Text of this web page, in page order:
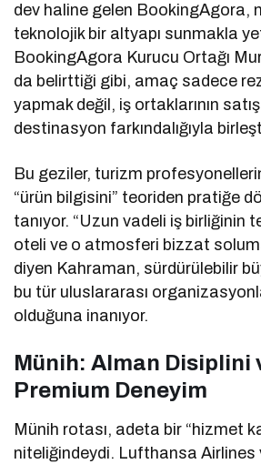
dev haline gelen BookingAgora,
teknolojik bir altyapı sunmakla
BookingAgora Kurucu Ortağı
da belirttiği gibi, amaç sadece
yapmak değil, iş ortaklarının
destinasyon farkındalığıyla
Bu geziler, turizm
“ürün bilgisini” teoriden pratiğe
tanıyor. “Uzun vadeli iş birliğinin
oteli ve o atmosferi bizzat
diyen Kahraman, sürdürülebilir
bu tür uluslararası
olduğuna inanıyor.
Münih: Alman Disiplini
Premium Deneyim
Münih rotası, adeta bir “hizmet
niteliğindeydi. Lufthansa Airlines